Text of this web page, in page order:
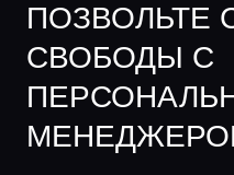
ПОЗВОЛЬТЕ
СВОБОДЫ С